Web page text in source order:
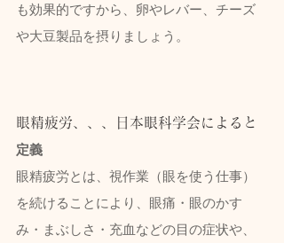
も効果的ですから、卵やレバー、チーズ
や大豆製品を摂りましょう。
眼精疲労、、、日本眼科学会によると
定義
眼精疲労とは、視作業（眼を使う仕事）
を続けることにより、眼痛・眼のかす
み・まぶしさ・充血などの目の症状や、